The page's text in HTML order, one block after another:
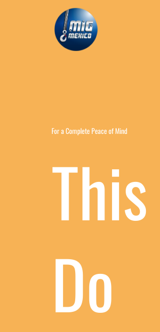
For a Complete Peace of Mind
Do